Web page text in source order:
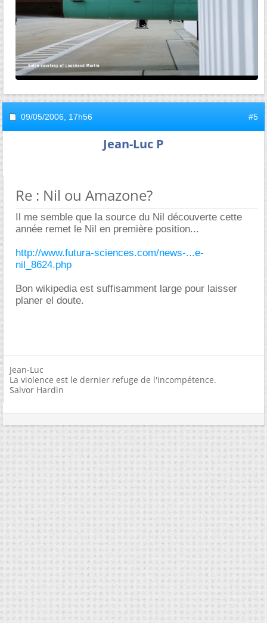
09/05/2006, 17h56 #5
Jean-Luc P
Re : Nil ou Amazone?
Il me semble que la source du Nil découverte cette
année remet le Nil en première position...
http://www.futura-sciences.com/news-...e-
nil_8624.php
Bon wikipedia est suffisamment large pour laisser
planer el doute.
Jean-Luc
La violence est le dernier refuge de l'incompétence.
Salvor Hardin